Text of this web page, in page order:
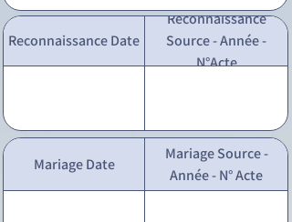
Reconnaissance Date
Reconnaissance
Source - Année -
N°Acte
Mariage Date
Mariage Source -
Année - N° Acte